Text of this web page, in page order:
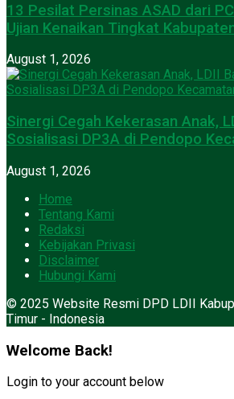
13 Pesilat Persinas ASAD dari
Ujian Kenaikan Tingkat
August 1, 2026
Sinergi Cegah Kekerasan Anak,
Sosialisasi DP3A di Pendopo
August 1, 2026
Home
Tentang Kami
Redaksi
Kebijakan Privasi
Disclaimer
Hubungi Kami
© 2025 Website Resmi DPD LDII
Timur - Indonesia
Welcome Back!
Login to your account below